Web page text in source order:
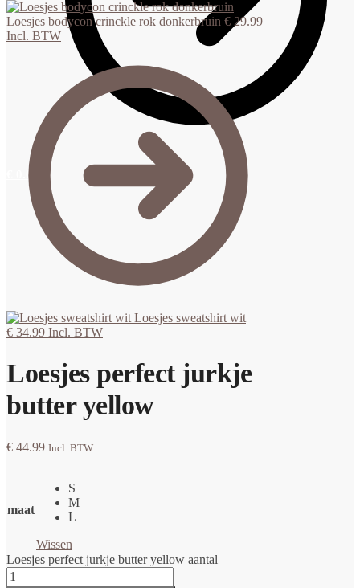
0.00
Loesjes bodycon crinckle rok donkerbruin € 29.99
Incl. BTW
Loesjes sweatshirt wit
€ 34.99 Incl. BTW
Loesjes perfect jurkje
butter yellow
€ 44.99 Incl. BTW
maat
S
M
L
Wissen
Loesjes perfect jurkje butter yellow aantal